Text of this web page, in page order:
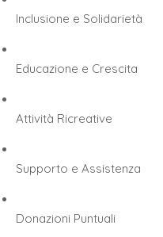
Inclusione e Solidarietà
Educazione e Crescita
Attività Ricreative
Supporto e Assistenza
Donazioni Puntuali